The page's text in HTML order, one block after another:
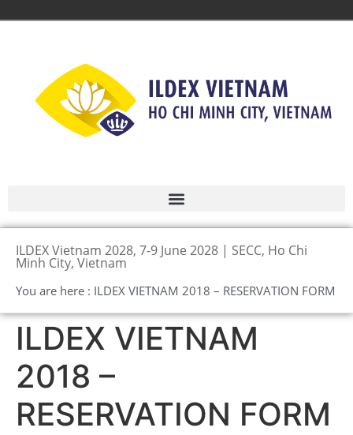
ILDEX Vietnam 2028, 7-9 June 2028 | SECC, Ho Chi
Minh City, Vietnam
You are here : ILDEX VIETNAM 2018 – RESERVATION FORM
ILDEX VIETNAM
2018 –
RESERVATION FORM